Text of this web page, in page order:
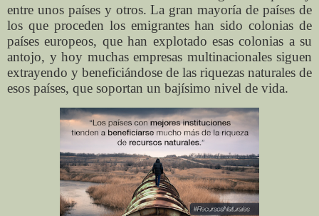
entre unos países y otros. La gran mayoría de países de
los que proceden los emigrantes han sido colonias de
países europeos, que han explotado esas colonias a su
antojo, y hoy muchas empresas multinacionales siguen
extrayendo y beneficiándose de las riquezas naturales de
esos países, que soportan un bajísimo nivel de vida.